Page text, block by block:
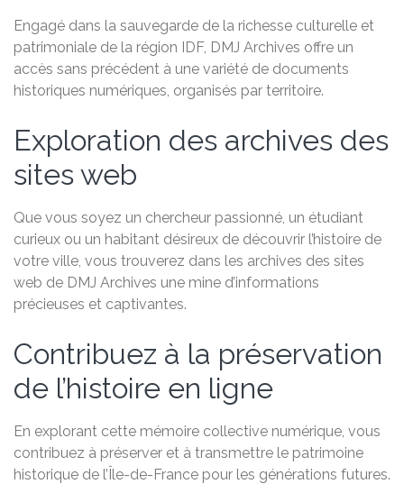
Engagé dans la sauvegarde de la richesse culturelle et
patrimoniale de la région IDF, DMJ Archives offre un
accès sans précédent à une variété de documents
historiques numériques, organisés par territoire.
Exploration des archives des
sites web
Que vous soyez un chercheur passionné, un étudiant
curieux ou un habitant désireux de découvrir l’histoire de
votre ville, vous trouverez dans les archives des sites
web de DMJ Archives une mine d’informations
précieuses et captivantes.
Contribuez à la préservation
de l’histoire en ligne
En explorant cette mémoire collective numérique, vous
contribuez à préserver et à transmettre le patrimoine
historique de l’Île-de-France pour les générations futures.